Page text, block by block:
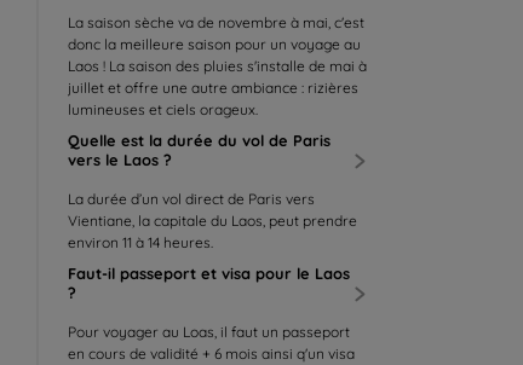
La saison sèche va de novembre à mai, c'est
donc la meilleure saison pour un voyage au
Laos ! La saison des pluies s'installe de mai à
juillet et offre une autre ambiance : rizières
lumineuses et ciels orageux.
Quelle est la durée du vol de Paris
vers le Laos ?
La durée d’un vol direct de Paris vers
Vientiane, la capitale du Laos, peut prendre
environ 11 à 14 heures.
Faut-il passeport et visa pour le Laos
?
Pour voyager au Loas, il faut un passeport
en cours de validité + 6 mois ainsi q'un visa